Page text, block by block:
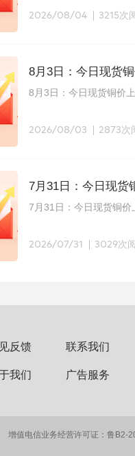
2026/08/04 3215次
8月3日：今日现货
8月3日：今日现货铜价
2026/08/03 2873次
7月31日：今日现货
7月31日：今日现货铜
2026/07/31 3029次
反馈 联系我们
我们 广告服务
增值电信业务经营许可证：鲁B2-